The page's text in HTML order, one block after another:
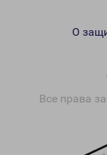
Все права
О